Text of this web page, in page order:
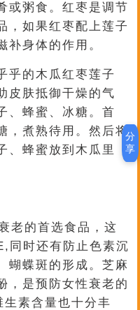
或粥食。红枣是调节
，如果红枣配上莲子
补身体的作用。
乎的木瓜红枣莲子
皮肤抵御干燥的气
、蜂蜜、冰糖。首
，煮熟待用。然后将
、蜂蜜放到木瓜里
老的首选食品，这
同时还有防止色素沉
蝴蝶斑的形成。芝麻
，是预防女性衰老的
素含量也十分丰
分
享